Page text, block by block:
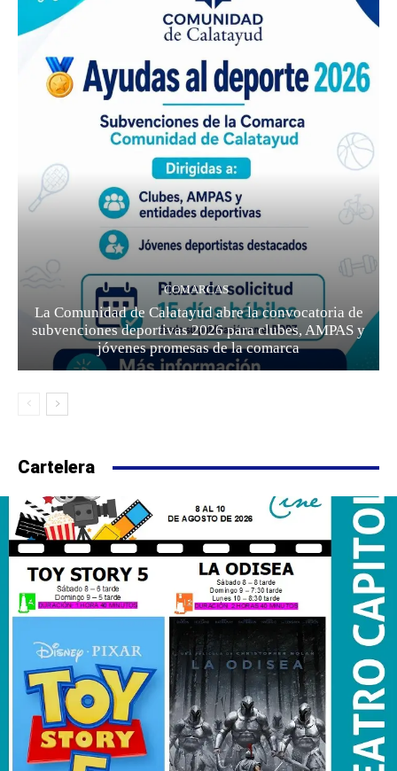
COMARCAS
La Comunidad de Calatayud abre la convocatoria de
subvenciones deportivas 2026 para clubes, AMPAS y
jóvenes promesas de la comarca
Cartelera